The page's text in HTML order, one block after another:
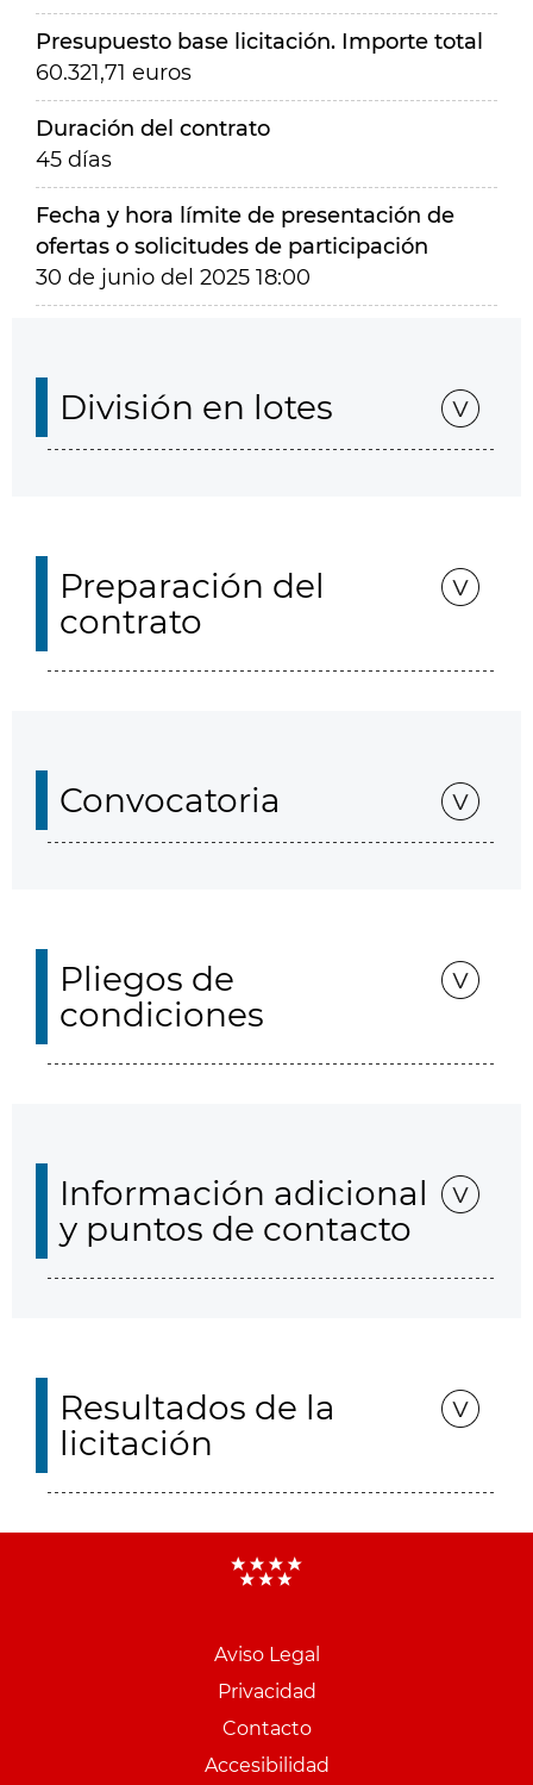
Presupuesto base licitación. Importe total
60.321,71 euros
Duración del contrato
45 días
Fecha y hora límite de presentación de
ofertas o solicitudes de participación
30 de junio del 2025 18:00
División en lotes
Preparación del
contrato
Convocatoria
Pliegos de
condiciones
Información adicional
y puntos de contacto
Resultados de la
licitación
Aviso Legal
Privacidad
Contacto
Accesibilidad